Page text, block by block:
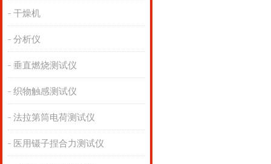
干燥机
分析仪
垂直燃烧测试仪
织物触感测试仪
法拉第筒电荷测试仪
医用镊子捏合力测试仪